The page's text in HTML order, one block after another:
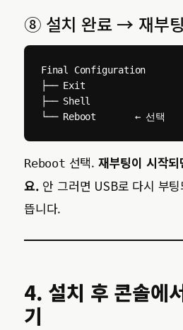
⑧ 설치 완료 → 재부팅
Final Configuration
├── Exit
├── Shell
└── Reboot       ← 선택
Reboot 선택. 재부팅이 시작
요. 안 그러면 USB로 다시 부
뜹니다.
4. 설치 후 콘솔에
기